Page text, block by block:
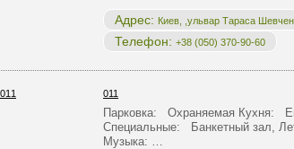
Адрес: Киев, ,ульвар Тараса
Телефон: +38 (050) 370-90-60
011
Парковка: Охраняемая Кухня:
Специальные: Банкетный зал,
Музыка: …